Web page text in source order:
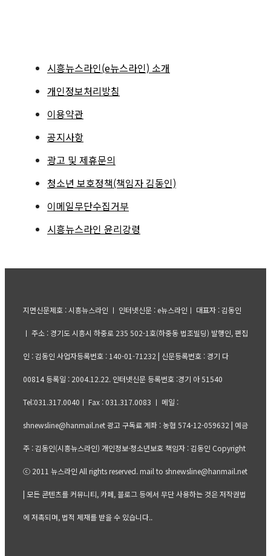
시흥뉴스라인(e뉴스라인) 소개
개인정보처리방침
이용약관
공지사항
광고 및 제휴문의
청소년 보호정책(책임자 김동인)
이메일무단수집거부
시흥뉴스라인 윤리강령
지면신문제호 : 시흥뉴스라인 ㅣ 인터넷신문 : e뉴스라인ㅣ 대표자 : 김동인
ㅣ 주소 : 경기도 시흥시 하중로 235 502-1호(하중동 법조빌딩) 발행인, 편집
인 : 김동인 사업자등록번호 : 140-01-71232 | 신문등록번호 : 경기 다
00814 등록일 : 2004.12.22. 인터넷신문 등록번호 :경기 아 51540
Tel:031.317.0040ㅣ Fax : 031.317.0083 ㅣ 메일 :
shnewsline@hanmail.net 광고 구독료 계좌 : 농협 574-12-059632 | 예금
주 : 김동인(시흥뉴스라인) 개인정보·청소년보호 책임자 : 김동인 Copyright
ⓒ 2011 뉴스라인 All rights reserved. mail to shnewsline@hanmail.net
| 모든 콘텐츠를 커뮤니티, 카페, 블로그 등에서 무단 사용하는 것은 저작권법
에 저촉되며, 법적 제재를 받을 수 있습니다..